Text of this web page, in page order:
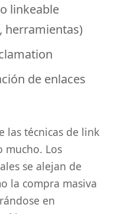
linkeable
herramientas)
de enlaces
las técnicas de link
mucho. Los
se alejan de
la compra masiva
en